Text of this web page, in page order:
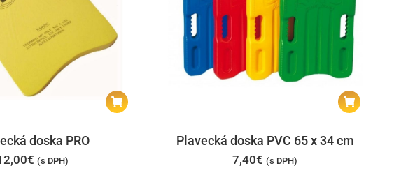
doska PRO
€ (s DPH)
Plavecká doska PVC 65 x 34 cm
7,40€ (s DPH)